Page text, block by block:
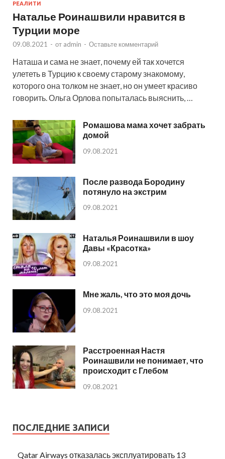
РЕАЛИТИ
Наталье Роинашвили нравится в
Турции море
09.08.2021 - от admin - Оставьте комментарий
Наташа и сама не знает, почему ей так хочется
улететь в Турцию к своему старому знакомому,
которого она толком не знает, но он умеет красиво
говорить. Ольга Орлова попыталась выяснить, …
Ромашова мама хочет забрать
домой
09.08.2021
После развода Бородину
потянуло на экстрим
09.08.2021
Наталья Роинашвили в шоу
Давы «Красотка»
09.08.2021
Мне жаль, что это моя дочь
09.08.2021
Расстроенная Настя
Роинашвили не понимает, что
происходит с Глебом
09.08.2021
ПОСЛЕДНИЕ ЗАПИСИ
Qatar Airways отказалась эксплуатировать 13